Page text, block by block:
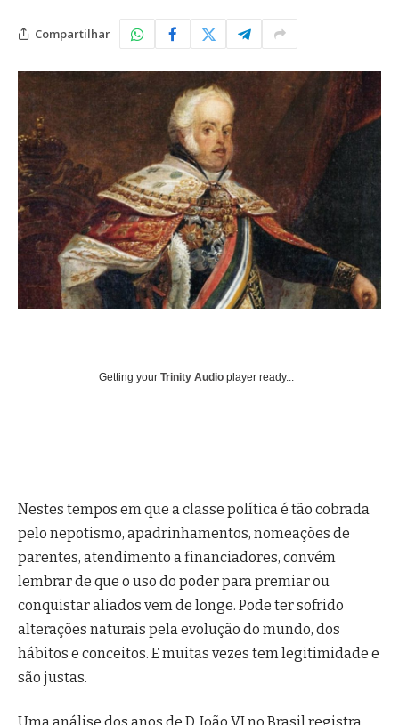
Compartilhar
Getting your Trinity Audio player ready...
Nestes tempos em que a classe política é tão cobrada
pelo nepotismo, apadrinhamentos, nomeações de
parentes, atendimento a financiadores, convém
lembrar de que o uso do poder para premiar ou
conquistar aliados vem de longe. Pode ter sofrido
alterações naturais pela evolução do mundo, dos
hábitos e conceitos. E muitas vezes tem legitimidade e
são justas.